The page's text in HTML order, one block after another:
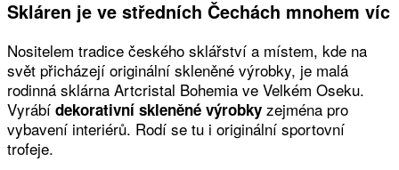
Skláren je ve středních Čechách mnohem víc
Nositelem tradice českého sklářství a místem, kde na
svět přicházejí originální skleněné výrobky, je malá
rodinná sklárna Artcristal Bohemia ve Velkém Oseku.
Vyrábí dekorativní skleněné výrobky zejména pro
vybavení interiérů. Rodí se tu i originální sportovní
trofeje.